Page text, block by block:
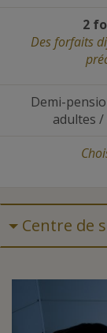
2
Des forfaits
Demi-
adultes
Centre de